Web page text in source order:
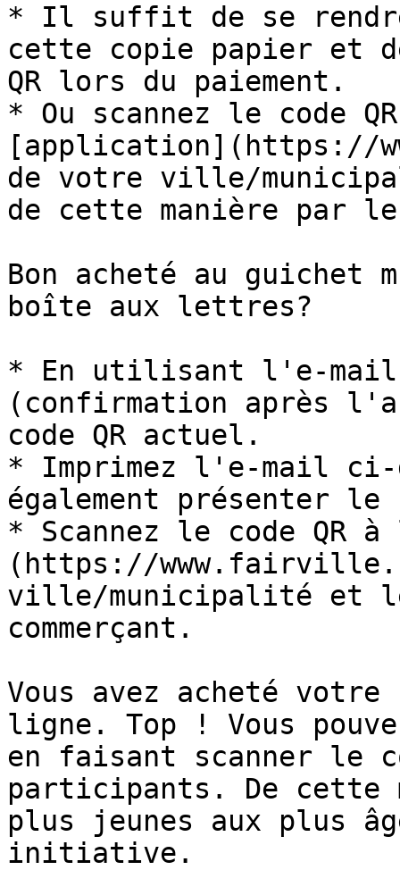
* Il suffit de se rendre
cette copie papier et
QR lors du paiement.
* Ou scannez le code
[application](https://
de votre ville/
de cette manière par le
Bon acheté au guichet
boîte aux lettres?
* En utilisant l'e-mail
(confirmation après
code QR actuel.
* Imprimez l'e-mail ci-
également présenter le
* Scannez le code
(https://
ville/municipalité et
commerçant.
Vous avez acheté
ligne. Top ! Vous
en faisant scanner le
participants. De cette
plus jeunes aux plus
initiative.